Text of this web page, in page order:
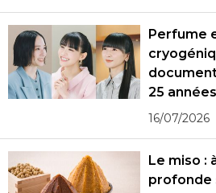
Perfume
25
16/07/2026
Le miso :
profonde